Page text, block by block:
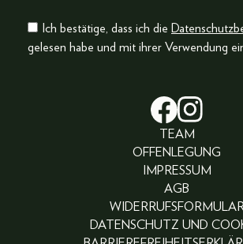
Ich bestätige, dass ich die
gelesen habe und mit ihrer Verwendung
TEAM
OFFENLEGUNG
IMPRESSUM
AGB
DATENSCHUTZ UND